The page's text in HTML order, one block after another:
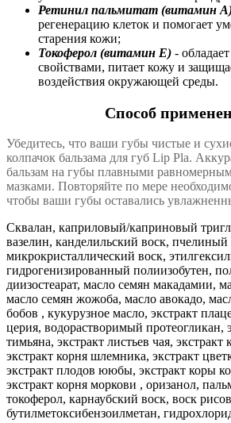
Ретинил пальмитат (витамин
регенерацию клеток и помогает
старения кожи;
Токоферол (витамин Е) -
свойствами, питает кожу и
воздействия окружающей среды.
Способ
Убедитесь, что ваши губы чистые и
колпачок бальзама для губ Lip Pla.
бальзам на губы плавными
мазками. Повторяйте по мере
чтобы ваши губы оставались
Сквалан, каприловый/каприновый
вазелин, канделильский воск, пчелиный
микрокристаллический воск,
гидрогенизированный полиизобутен,
диизостеарат, масло семян макадамии,
масло семян жожоба, масло авокадо,
бобов , кукурузное масло, экстракт
церия, водорастворимый протеогликан,
тимьяна, экстракт листьев чая, экстракт
экстракт корня шлемника, экстракт
экстракт плодов ююбы, экстракт коры
экстракт корня моркови , оризанол,
токоферол, карнаубский воск, воск
бутилметоксибензоилметан,